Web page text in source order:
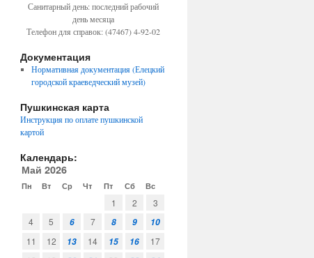
Санитарный день: последний рабочий
день месяца
Телефон для справок: (47467) 4-92-02
Документация
Нормативная документация (Елецкий
городской краеведческий музей)
Пушкинская карта
Инструкция по оплате пушкинской
картой
Календарь:
Май 2026
Пн Вт Ср Чт Пт Сб Вс
1 2
3
4
5 6 7 8 9
10
11
12 13 14 15 16
17